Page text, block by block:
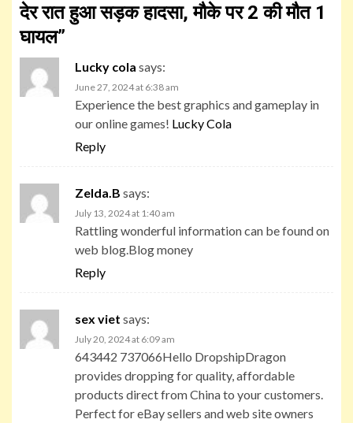
देर रात हुआ सड़क हादसा, मौके पर 2 की मौत 1
घायल”
Lucky cola says:
June 27, 2024 at 6:38 am
Experience the best graphics and gameplay in
our online games! Lucky Cola
Reply
Zelda.B says:
July 13, 2024 at 1:40 am
Rattling wonderful information can be found on
web blog.Blog money
Reply
sex viet says:
July 20, 2024 at 6:09 am
643442 737066Hello DropshipDragon
provides dropping for quality, affordable
products direct from China to your customers.
Perfect for eBay sellers and web site owners